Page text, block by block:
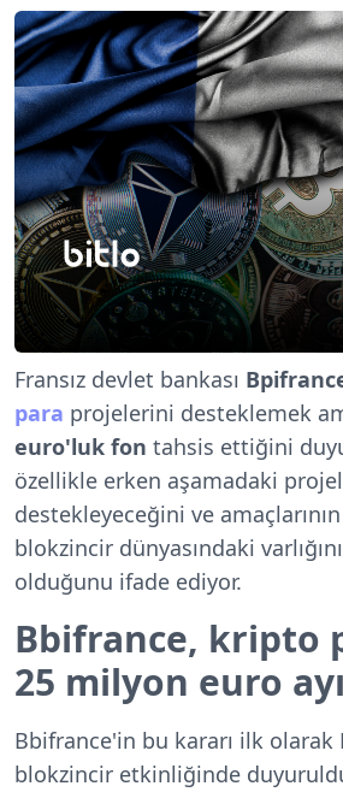
Fransız devlet bankası
para projelerini desteklemek
euro'luk fon tahsis ettiğini
özellikle erken aşamadaki
destekleyeceğini ve amaçlarının
blokzincir dünyasındaki
olduğunu ifade ediyor.
Bbifrance, kripto
25 milyon euro
Bbifrance'in bu kararı ilk
blokzincir etkinliğinde